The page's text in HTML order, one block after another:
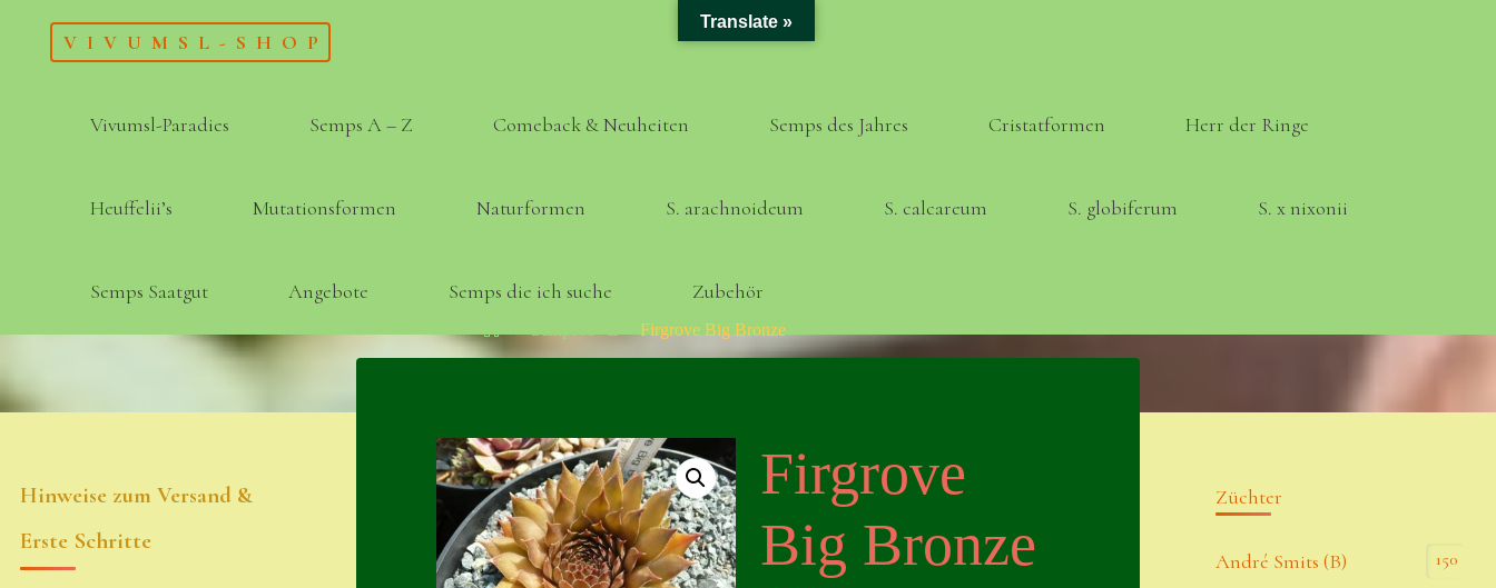
VIVUMSL-SHOP
Vivumsl-Paradies Semps A – Z Comeback & Neuheiten Semps des Jahres Cristatformen Herr der Ringe
Heuffelii’s Mutationsformen Naturformen S. arachnoideum S. calcareum S. globiferum S. x nixonii
Semps Saatgut Angebote Semps die ich suche Zubehör
Kommentar-Feed
Semps A - Z Firgrove Big Bronze
Firgrove
Big Bronze
Hinweise zum Versand &
Erste Schritte
Züchter
André Smits (B) 150
Translate »